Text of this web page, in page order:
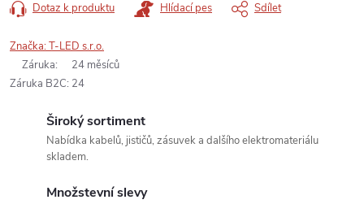
Dotaz k produktu Hlídací pes Sdílet
Značka:T-LED s.r.o.
Záruka:
24 měsíců
Záruka B2C: 24
Široký sortiment
Nabídka kabelů, jističů, zásuvek a dalšího elektromateriálu
skladem.
Množstevní slevy